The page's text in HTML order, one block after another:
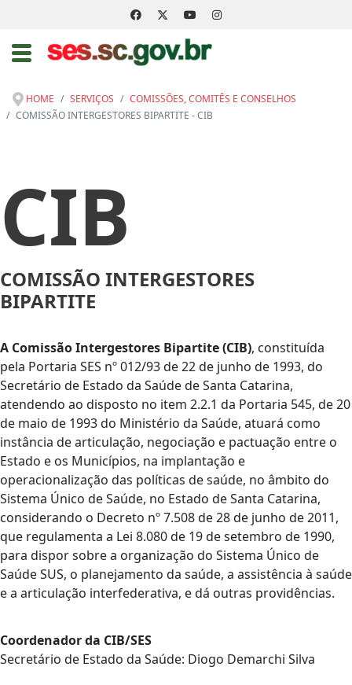
HOME SERVIÇOS
COMISSÕES, COMITÊS E CONSELHOS
COMISSÃO INTERGESTORES BIPARTITE - CIB
CIB
COMISSÃO INTERGESTORES
BIPARTITE
A Comissão Intergestores Bipartite (CIB), constituída
pela Portaria SES nº 012/93 de 22 de junho de 1993, do
Secretário de Estado da Saúde de Santa Catarina,
atendendo ao disposto no item 2.2.1 da Portaria 545, de 20
de maio de 1993 do Ministério da Saúde, atuará como
instância de articulação, negociação e pactuação entre o
Estado e os Municípios, na implantação e
operacionalização das políticas de saúde, no âmbito do
Sistema Único de Saúde, no Estado de Santa Catarina,
considerando o Decreto nº 7.508 de 28 de junho de 2011,
que regulamenta a Lei 8.080 de 19 de setembro de 1990,
para dispor sobre a organização do Sistema Único de
Saúde SUS, o planejamento da saúde, a assistência à saúde
e a articulação interfederativa, e dá outras providências.
Coordenador da CIB/SES
Secretário de Estado da Saúde: Diogo Demarchi Silva